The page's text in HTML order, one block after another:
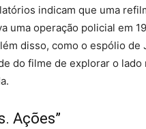
indicam que uma
uma operação policial em
disso, como o espólio
do filme de explorar o
Ações”